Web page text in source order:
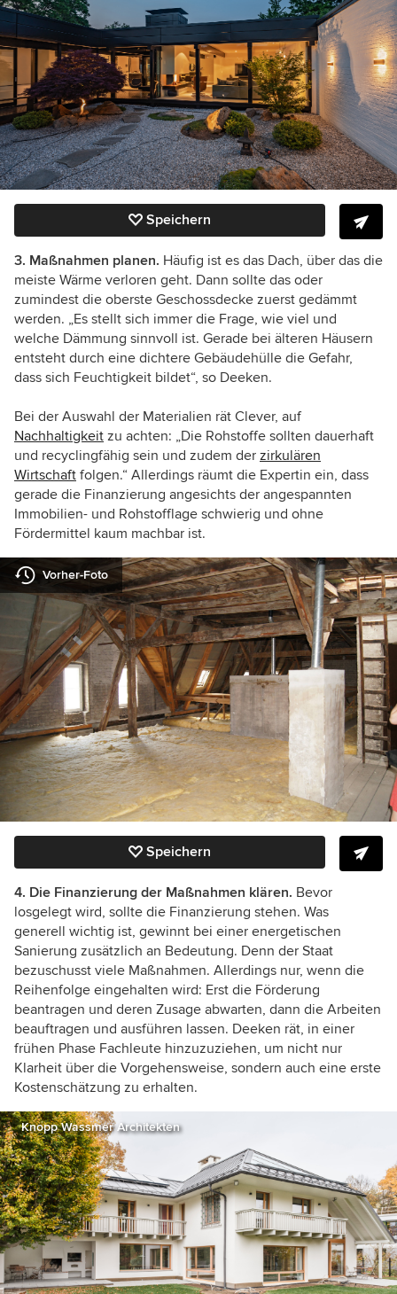
Speichern
3. Maßnahmen planen. Häufig ist es das Dach, über das die
meiste Wärme verloren geht. Dann sollte das oder
zumindest die oberste Geschossdecke zuerst gedämmt
werden. „Es stellt sich immer die Frage, wie viel und
welche Dämmung sinnvoll ist. Gerade bei älteren Häusern
entsteht durch eine dichtere Gebäudehülle die Gefahr,
dass sich Feuchtigkeit bildet“, so Deeken.
Bei der Auswahl der Materialien rät Clever, auf
Nachhaltigkeit zu achten: „Die Rohstoffe sollten dauerhaft
und recyclingfähig sein und zudem der zirkulären
Wirtschaft folgen.“ Allerdings räumt die Expertin ein, dass
gerade die Finanzierung angesichts der angespannten
Immobilien- und Rohstofflage schwierig und ohne
Fördermittel kaum machbar ist.
Vorher-Foto
Speichern
4. Die Finanzierung der Maßnahmen klären. Bevor
losgelegt wird, sollte die Finanzierung stehen. Was
generell wichtig ist, gewinnt bei einer energetischen
Sanierung zusätzlich an Bedeutung. Denn der Staat
bezuschusst viele Maßnahmen. Allerdings nur, wenn die
Reihenfolge eingehalten wird: Erst die Förderung
beantragen und deren Zusage abwarten, dann die Arbeiten
beauftragen und ausführen lassen. Deeken rät, in einer
frühen Phase Fachleute hinzuzuziehen, um nicht nur
Klarheit über die Vorgehensweise, sondern auch eine erste
Kostenschätzung zu erhalten.
Knopp Wassmer Architekten